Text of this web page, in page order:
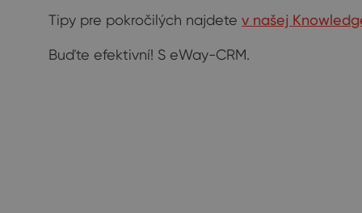
Tipy pre pokročilých najdete v našej
Buďte efektivní! S eWay-CRM.